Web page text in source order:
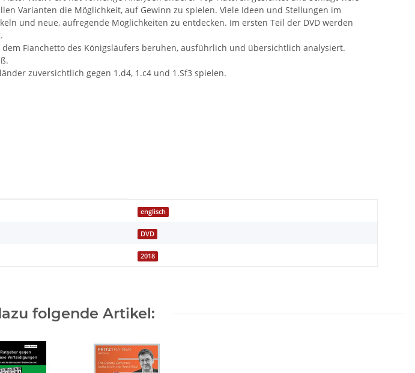
Varianten die Möglichkeit, auf Gewinn zu spielen. Viele Ideen und Stellungen im
und neue, aufregende Möglichkeiten zu entdecken. Im ersten Teil der DVD werden
Fianchetto des Königsläufers beruhen, ausführlich und übersichtlich analysiert.
zuversichtlich gegen 1.d4, 1.c4 und 1.Sf3 spielen.
englisch
DVD
2018
folgende Artikel: